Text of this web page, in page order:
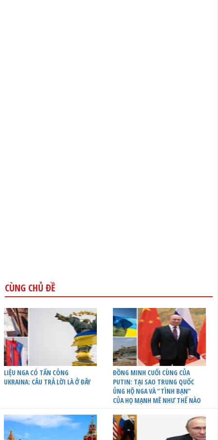
CÙNG CHỦ ĐỀ
LIỆU NGA CÓ TẤN CÔNG
UKRAINA: CÂU TRẢ LỜI LÀ Ở ĐÂY
ĐỒNG MINH CUỐI CÙNG CỦA
PUTIN: TẠI SAO TRUNG QUỐC
ỦNG HỘ NGA VÀ “TÌNH BẠN”
CỦA HỌ MẠNH MẼ NHƯ THẾ NÀO